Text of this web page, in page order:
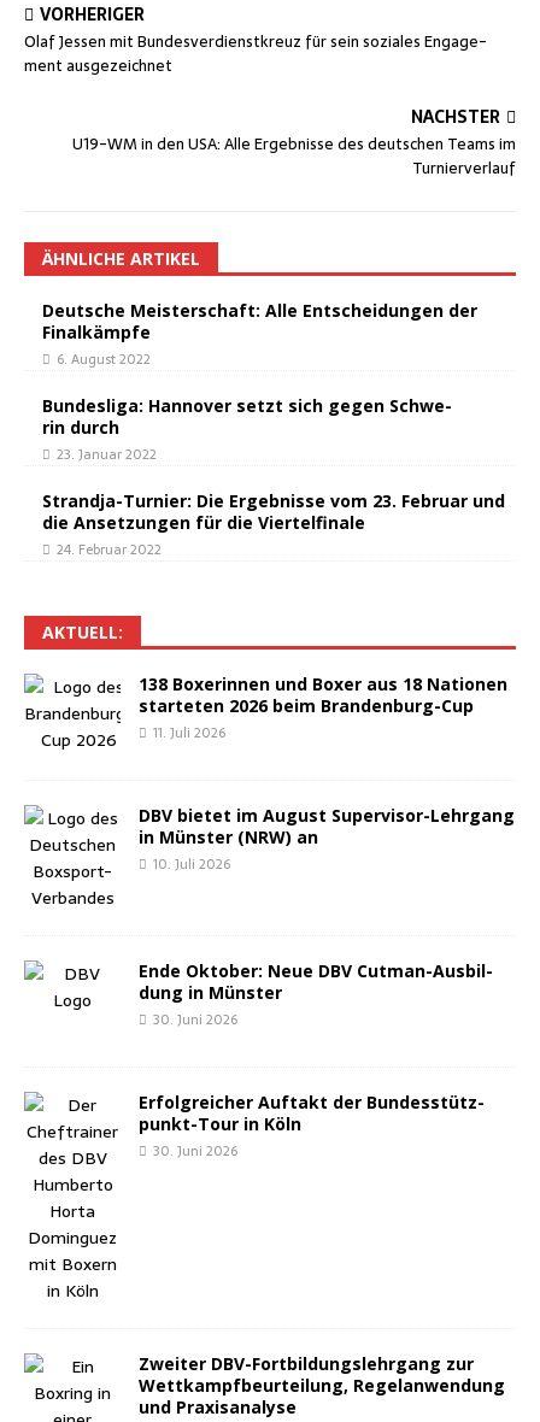
VORHERIGER
Olaf Jes­sen mit Bun­des­ver­dienst­kreuz für sein sozia­les Enga­ge­
ment ausgezeichnet
NÄCHSTER
U19-WM in den USA: Alle Ergeb­nis­se des deut­schen Teams im
Turnierverlauf
ÄHNLICHE ARTIKEL
Deut­sche Meis­ter­schaft: Alle Ent­schei­dun­gen der
Finalkämpfe
6. August 2022
Bun­des­li­ga: Han­no­ver setzt sich gegen Schwe­
rin durch
23. Januar 2022
Strand­ja-Tur­nier: Die Ergeb­nis­se vom 23. Febru­ar und
die Anset­zun­gen für die Viertelfinale
24. Februar 2022
AKTU­ELL:
138 Boxe­rin­nen und Boxer aus 18 Natio­nen
star­te­ten 2026 beim Brandenburg-Cup
11. Juli 2026
DBV bie­tet im August Super­vi­sor-Lehr­gang
in Müns­ter (NRW) an
10. Juli 2026
Ende Okto­ber: Neue DBV Cut­man-Aus­bil­
dung in Münster
30. Juni 2026
Erfolg­rei­cher Auf­takt der Bun­des­stütz­
punkt-Tour in Köln
30. Juni 2026
Zwei­ter DBV-Fort­bil­dungs­lehr­gang zur
Wett­kampf­be­ur­tei­lung, Regel­an­wen­dung
und Praxisanalyse